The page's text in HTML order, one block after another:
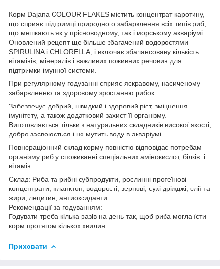
Корм Dajana COLOUR FLAKES містить концентрат каротину,
що сприяє підтримці природного забарвлення всіх типів риб,
що мешкають як у прісноводному, так і морському акваріумі.
Оновлений рецепт ще більше збагачений водоростями
SPIRULINA і CHLORELLA, і включає збалансовану кількість
вітамінів, мінералів і важливих поживних речовин для
підтримки імунної системи.
При регулярному годуванні сприяє яскравому, насиченому
забарвленню та здоровому зростанню рибок.
Забезпечує добрий, швидкий і здоровий ріст, зміцнення
імунітету, а також додатковий захист її організму.
Виготовляється тільки з натуральних складників високої якості,
добре засвоюється і не мутить воду в акваріумі.
Повнораціонний склад корму повністю відповідає потребам
організму риб у споживанні спеціальних амінокислот, білків і
вітамін.
Склад: Риба та рибні субпродукти, рослинні протеїнові
концентрати, планктон, водорості, зернові, сухі дріжджі, олії та
жири, лецитин, антиоксиданти.
Рекомендації за годуванням:
Годувати треба кілька разів на день так, щоб риба могла їсти
корм протягом кількох хвилин.
Приховати